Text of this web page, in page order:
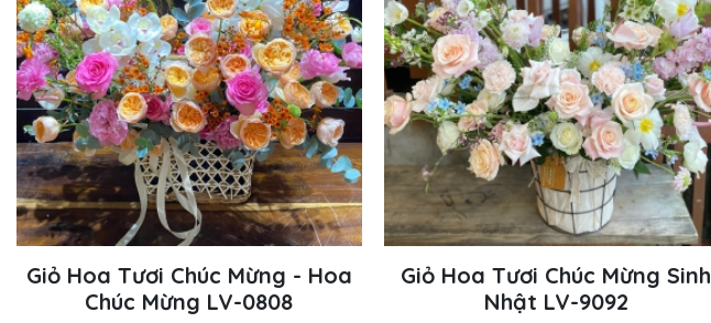
Giỏ Hoa Tươi Chúc Mừng - Hoa
Chúc Mừng LV-0808
Giỏ Hoa Tươi Chúc Mừng Sinh
Nhật LV-9092